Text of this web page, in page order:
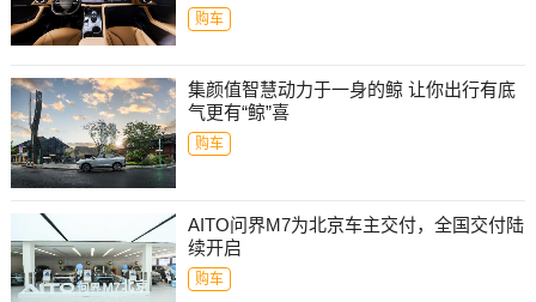
购车
集颜值智慧动力于一身的鲸 让你出行有底
气更有“鲸”喜
购车
AITO问界M7为北京车主交付，全国交付陆
续开启
购车